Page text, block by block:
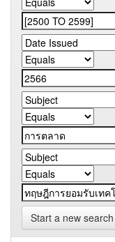
Start a new search